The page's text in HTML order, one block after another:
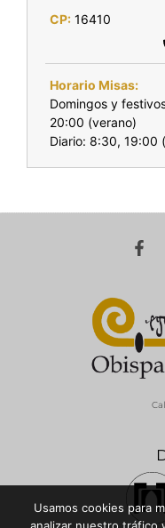
CP: 16410
Horario Misas:
Domingos y
20:00 (verano)
Diario: 8:30, 19:00
Usamos cookies para